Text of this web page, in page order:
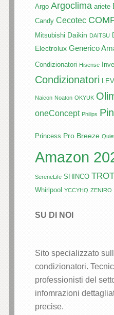
Argo Argoclima ariete
Candy Cecotec
Mitsubishi Daikin DAITSU
Electrolux Generico
Condizionatori Hisense
Condizionatori
Naicon Noaton OKYUK
oneConcept Philips
Princess Pro Breeze
Amazon
SereneLife SHINCO
Whirlpool YCCYHQ ZENIRO
SU DI NOI
Sito specializzato
condizionatori.
professionisti del
infomrazioni
precise.